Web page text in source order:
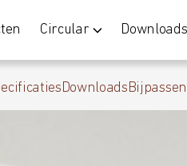
Circular Downloads
Downloads